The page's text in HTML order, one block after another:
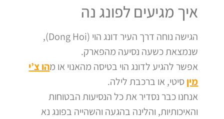
איך מגיעים לפונג נה
הגישה נוחה דרך העיר דונג הוי (Dong Hoi),
שנמצאת כשעה נסיעה מהפארק.
אפשר להגיע לדונג הוי בטיסה מהאנוי או מהו צ’י
מיןסיטי, או ברכבת לילה.
אנחנו כבר נסדיר את כל הנסיעות הבטוחות
והאיכותיות, והלינה בהגעה והשהייה בפונג נא